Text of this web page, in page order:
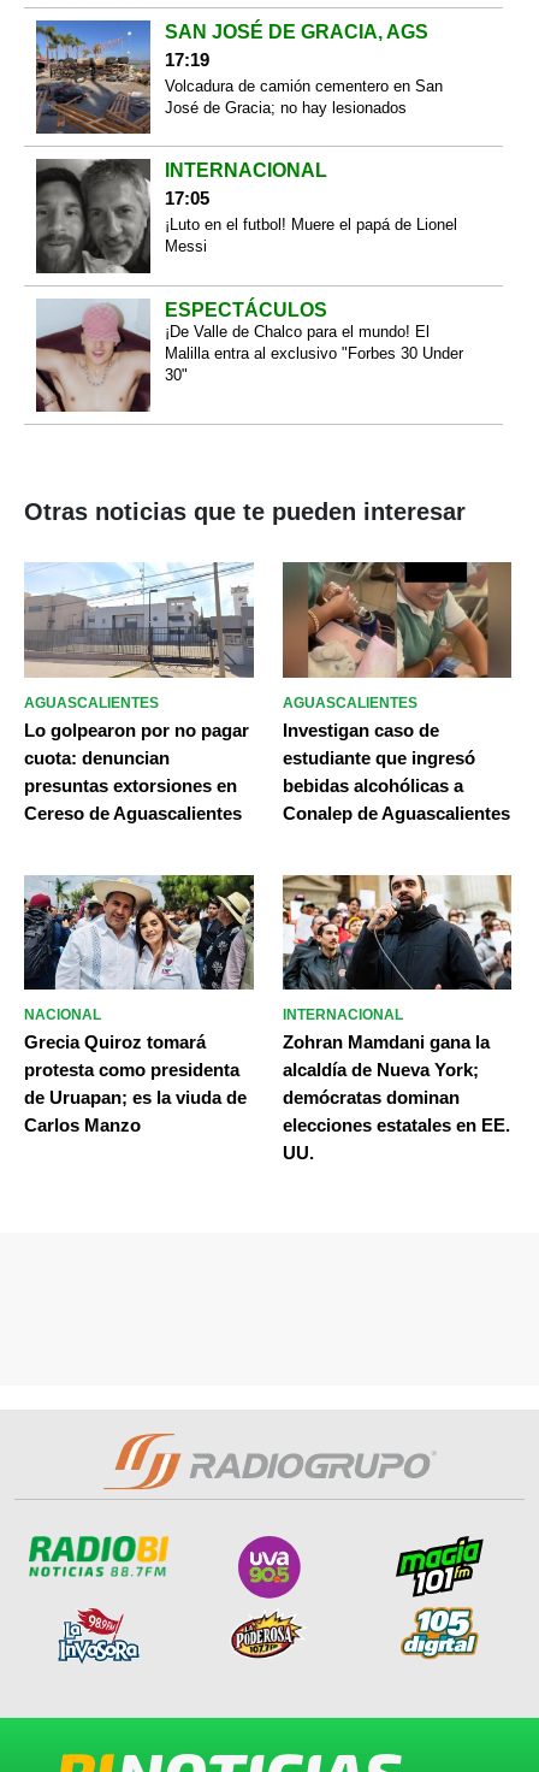
SAN JOSÉ DE GRACIA, AGS
17:19
Volcadura de camión cementero en San
José de Gracia; no hay lesionados
INTERNACIONAL
17:05
¡Luto en el futbol! Muere el papá de Lionel
Messi
ESPECTÁCULOS
¡De Valle de Chalco para el mundo! El
Malilla entra al exclusivo "Forbes 30 Under
30"
Otras noticias que te pueden interesar
AGUASCALIENTES
Lo golpearon por no pagar
cuota: denuncian
presuntas extorsiones en
Cereso de Aguascalientes
AGUASCALIENTES
Investigan caso de
estudiante que ingresó
bebidas alcohólicas a
Conalep de Aguascalientes
NACIONAL
Grecia Quiroz tomará
protesta como presidenta
de Uruapan; es la viuda de
Carlos Manzo
INTERNACIONAL
Zohran Mamdani gana la
alcaldía de Nueva York;
demócratas dominan
elecciones estatales en EE.
UU.